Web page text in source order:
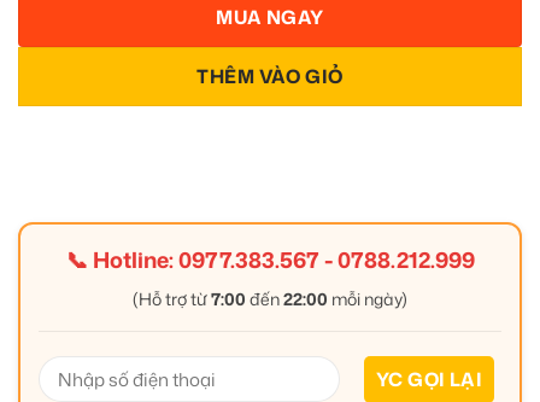
THÊM VÀO GIỎ
MUA NGAY
📞 Hotline:0977.383.567-0788.212.999
(Hỗ trợ từ7:00 đến22:00 mỗi ngày)